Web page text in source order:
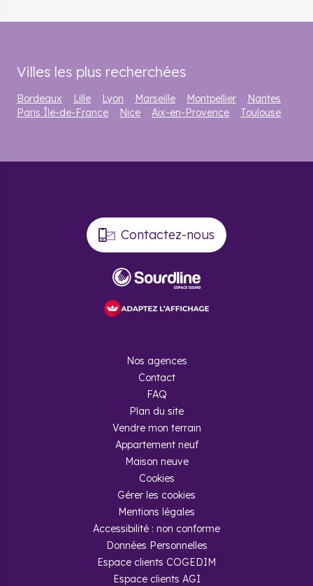
Villes les plus recherchées
Bordeaux Lille Lyon Marseille Montpellier
Nantes
Paris Île-de-France
Nice Aix-en-Provence Toulouse
Contactez-nous
Nos agences
Contact
FAQ
Plan du site
Vendre mon terrain
Appartement neuf
Maison neuve
Cookies
Gérer les cookies
Mentions légales
Accessibilité : non conforme
Données Personnelles
Espace clients COGEDIM
Espace clients AGI